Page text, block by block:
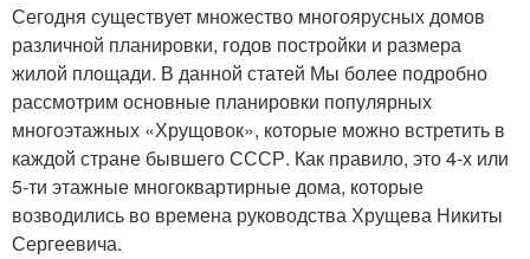
Сегодня существует множество многоярусных домов
различной планировки, годов постройки и размера
жилой площади. В данной статей Мы более подробно
рассмотрим основные планировки популярных
многоэтажных «Хрущовок», которые можно встретить в
каждой стране бывшего СССР. Как правило, это 4-х или
5-ти этажные многоквартирные дома, которые
возводились во времена руководства Хрущева Никиты
Сергеевича.